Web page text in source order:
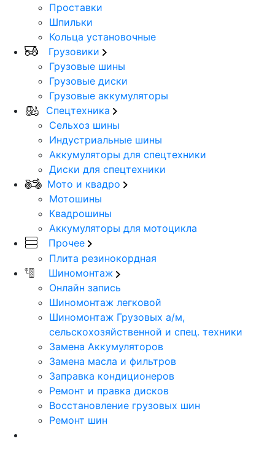
Проставки
Шпильки
Кольца установочные
Грузовики
Грузовые шины
Грузовые диски
Грузовые аккумуляторы
Спецтехника
Сельхоз шины
Индустриальные шины
Аккумуляторы для спецтехники
Диски для спецтехники
Мото и квадро
Мотошины
Квадрошины
Аккумуляторы для мотоцикла
Прочее
Плита резинокордная
Шиномонтаж
Онлайн запись
Шиномонтаж легковой
Шиномонтаж Грузовых а/м,
сельскохозяйственной и спец. техники
Замена Аккумуляторов
Замена масла и фильтров
Заправка кондиционеров
Ремонт и правка дисков
Восстановление грузовых шин
Ремонт шин